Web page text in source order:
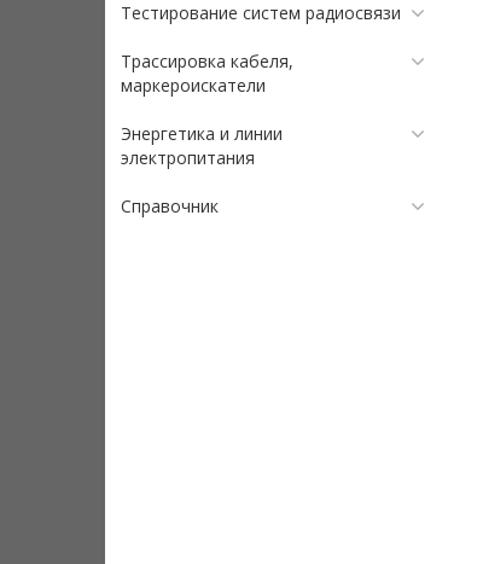
Тестирование систем радиосвязи
Трассировка кабеля,
маркероискатели
Энергетика и линии
электропитания
Справочник